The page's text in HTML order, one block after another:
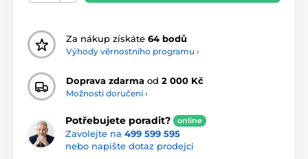
Za nákup získáte 64 bodů
Výhody věrnostního programu ›
Doprava zdarma od 2 000 Kč
Možnosti doručení ›
Potřebujete poradit? online
Zavolejte na 499 599 595
nebo napište dotaz prodejci